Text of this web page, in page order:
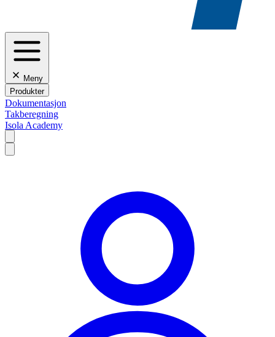
Meny
Produkter
Dokumentasjon
Takberegning
Isola Academy